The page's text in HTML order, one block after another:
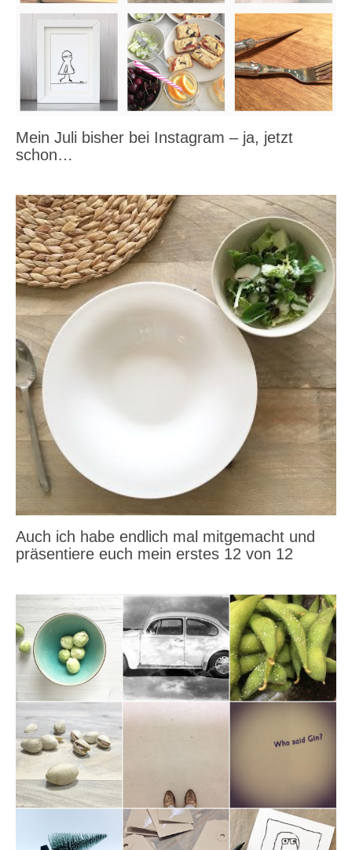
Mein Juli bisher bei Instagram – ja, jetzt
schon…
Auch ich habe endlich mal mitgemacht und
präsentiere euch mein erstes 12 von 12